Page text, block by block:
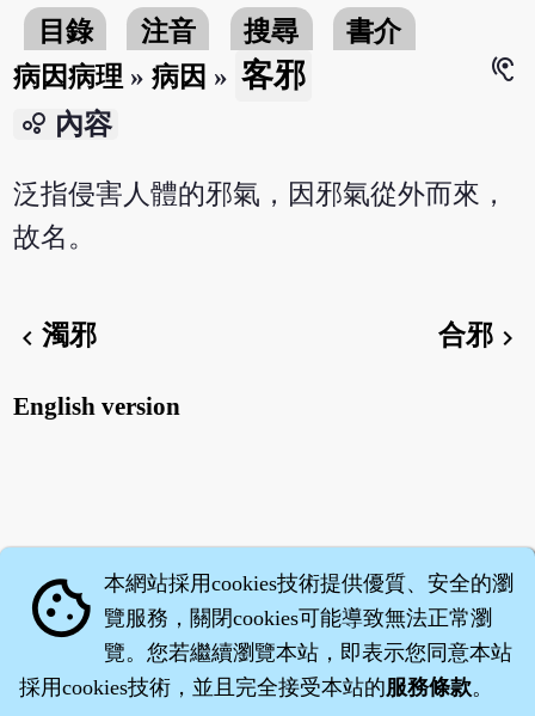
目錄 注音 搜尋
書介
病因病理 »病因 » 客邪
hearing
bubble_chart 內容
泛指侵害人體的邪氣，因邪氣從外而來，
故名。
chevron_left濁邪 合邪chevron_right
English version
cookie 本網站採用cookies技術提供優質、安全的瀏
覽服務，關閉cookies可能導致無法正常瀏
覽。您若繼續瀏覽本站，即表示您同意本站
採用cookies技術，並且完全接受本站的服務條款。